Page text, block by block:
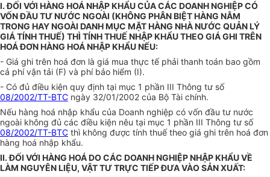
I. ĐỐI VỚI HÀNG HOÁ NHẬP KHẨU CỦA CÁC DOANH NGHIỆP CÓ
VỐN ĐẦU TƯ NƯỚC NGOÀI (KHÔNG PHÂN BIỆT HÀNG NẰM
TRONG HAY NGOÀI DANH MỤC MẶT HÀNG NHÀ NƯỚC QUẢN LÝ
GIÁ TÍNH THUẾ) THÌ TÍNH THUẾ NHẬP KHẨU THEO GIÁ GHI TRÊN
HOÁ ĐƠN HÀNG HOÁ NHẬP KHẨU NẾU:
- Giá ghi trên hoá đơn là giá mua thực tế phải thanh toán bao gồm
cả phí vận tải (F) và phí bảo hiểm (I).
- Có đủ điều kiện quy định tại mục 1 phần III Thông tư số
08/2002/TT-BTC ngày 32/01/2002 của Bộ Tài chính.
Nếu hàng hoá nhập khẩu của Doanh nghiệp có vốn đầu tư nước
ngoài không đủ các điều kiện nêu tại mục 1 phần III Thông tư số
08/2002/TT-BTC thì không được tính thuế theo giá ghi trên hoá đơn
hàng hoá nhập khẩu.
II. ĐỐI VỚI HÀNG HOÁ DO CÁC DOANH NGHIỆP NHẬP KHẨU VỀ
LÀM NGUYÊN LIỆU, VẬT TƯ TRỰC TIẾP ĐƯA VÀO SẢN XUẤT: